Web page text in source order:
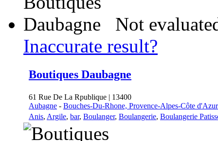
Not
Inaccurate result?
Boutiques Daubagne
61 Rue De La Rpublique | 13400
Aubagne - Bouches-Du-Rhone, Provence-Alpes-Côte d'Azur
Anis, Argile, bar, Boulanger, Boulangerie, Boulangerie